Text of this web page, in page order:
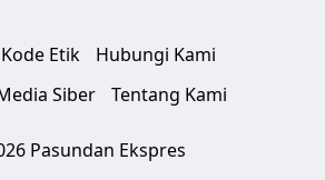
Kode Etik
Hubungi Kami
Siber
Tentang Kami
Pasundan Ekspres